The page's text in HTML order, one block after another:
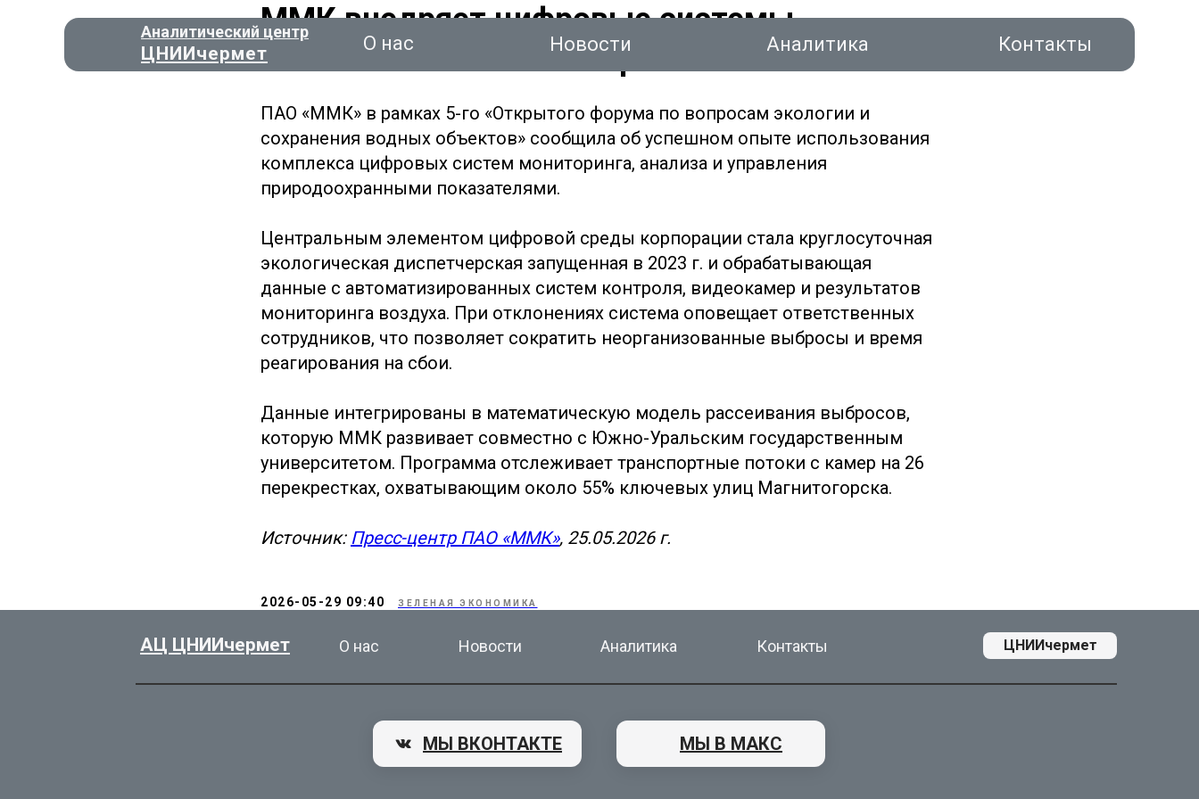
ЦНИИчермет
Аналитический центр
О нас Новости Аналитика Консалтинг Контакты
О нас Контакты
Консалтинг
Аналитика
Новости
ММК внедряет цифровые системы
экологического мониторинга
ПАО «ММК» в рамках 5-го «Открытого форума по вопросам экологии и
сохранения водных объектов» сообщила об успешном опыте использования
комплекса цифровых систем мониторинга, анализа и управления
природоохранными показателями.
Центральным элементом цифровой среды корпорации стала круглосуточная
экологическая диспетчерская запущенная в 2023 г. и обрабатывающая
данные с автоматизированных систем контроля, видеокамер и результатов
мониторинга воздуха. При отклонениях система оповещает ответственных
сотрудников, что позволяет сократить неорганизованные выбросы и время
реагирования на сбои.
Данные интегрированы в математическую модель рассеивания выбросов,
которую ММК развивает совместно с Южно-Уральским государственным
университетом. Программа отслеживает транспортные потоки с камер на 26
перекрестках, охватывающим около 55% ключевых улиц Магнитогорска.
Источник: Пресс-центр ПАО «ММК», 25.05.2026 г.
2026-05-29 09:40 ЗЕЛЕНАЯ ЭКОНОМИКА
АЦ ЦНИИчермет
МЫ ВКОНТАКТЕ
О нас
МЫ В МАКС
Контакты
Аналитика
Новости ЦНИИчермет